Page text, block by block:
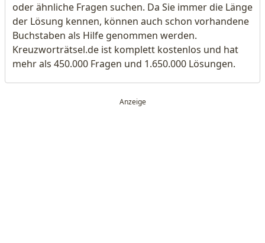
oder ähnliche Fragen suchen. Da Sie immer die Länge
der Lösung kennen, können auch schon vorhandene
Buchstaben als Hilfe genommen werden.
Kreuzworträtsel.de ist komplett kostenlos und hat
mehr als 450.000 Fragen und 1.650.000 Lösungen.